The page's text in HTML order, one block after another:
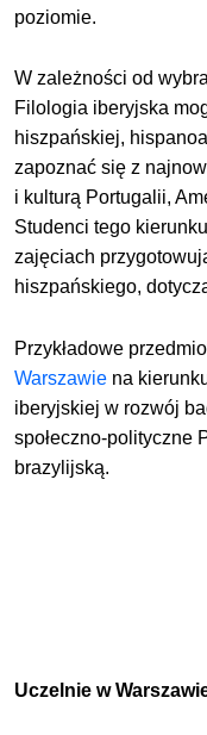
poziomie.
W zależności od
Filologia iberyjska
hiszpańskiej,
zapoznać się z
i kulturą Portugalii,
Studenci tego
zajęciach
hiszpańskiego,
Przykładowe
Warszawie na
iberyjskiej w rozwój
społeczno-polityczne
brazylijską.
Uczelnie w